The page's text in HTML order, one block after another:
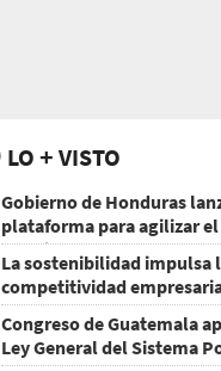
LO + VISTO
Gobierno de Honduras
plataforma para agilizar
exterior
La sostenibilidad impulsa
competitividad
Guatemala
Congreso de Guatemala
Ley General del Sistema